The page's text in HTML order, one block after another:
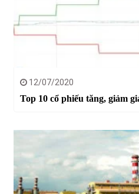
12/07/2020
Top 10 cổ phiếu tăng, giảm